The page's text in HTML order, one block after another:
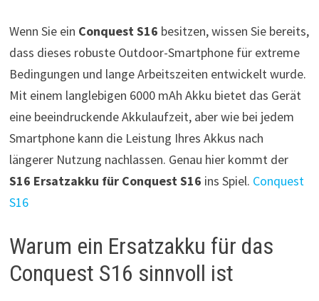
Wenn Sie ein Conquest S16 besitzen, wissen Sie bereits,
dass dieses robuste Outdoor-Smartphone für extreme
Bedingungen und lange Arbeitszeiten entwickelt wurde.
Mit einem langlebigen 6000 mAh Akku bietet das Gerät
eine beeindruckende Akkulaufzeit, aber wie bei jedem
Smartphone kann die Leistung Ihres Akkus nach
längerer Nutzung nachlassen. Genau hier kommt der
S16 Ersatzakku für Conquest S16 ins Spiel. Conquest
S16
Warum ein Ersatzakku für das
Conquest S16 sinnvoll ist